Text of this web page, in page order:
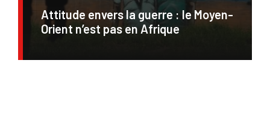
Attitude envers la guerre : le Moyen-
Orient n’est pas en Afrique